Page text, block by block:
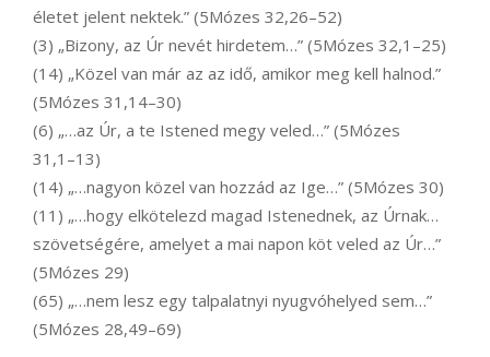
életet jelent nektek.” (5Mózes 32,26–52)
(3) „Bizony, az Úr nevét hirdetem…” (5Mózes 32,1–25)
(14) „Közel van már az az idő, amikor meg kell halnod.”
(5Mózes 31,14–30)
(6) „…az Úr, a te Istened megy veled…” (5Mózes
31,1–13)
(14) „…nagyon közel van hozzád az Ige…” (5Mózes 30)
(11) „…hogy elkötelezd magad Istenednek, az Úrnak…
szövetségére, amelyet a mai napon köt veled az Úr…”
(5Mózes 29)
(65) „…nem lesz egy talpalatnyi nyugvóhelyed sem…”
(5Mózes 28,49–69)